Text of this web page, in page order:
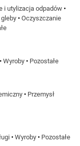
i utylizacja odpadów•
• Oczyszczanie
• Wyroby • Pozostałe
• Przemysł
• Wyroby • Pozostałe